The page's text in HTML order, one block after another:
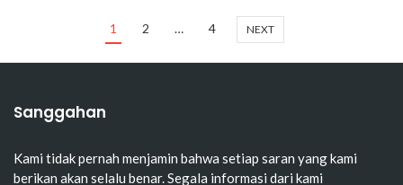
1 2 … 4 NEXT
Sanggahan
Kami tidak pernah menjamin bahwa setiap saran yang kami
berikan akan selalu benar. Segala informasi dari kami